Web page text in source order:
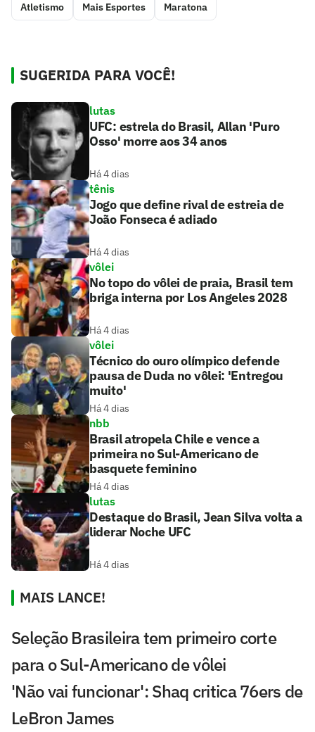
Atletismo Mais Esportes Maratona
SUGERIDA PARA VOCÊ!
lutas
UFC: estrela do Brasil, Allan 'Puro
Osso' morre aos 34 anos
Há 4 dias
tênis
Jogo que define rival de estreia de
João Fonseca é adiado
Há 4 dias
vôlei
No topo do vôlei de praia, Brasil tem
briga interna por Los Angeles 2028
Há 4 dias
vôlei
Técnico do ouro olímpico defende
pausa de Duda no vôlei: 'Entregou
muito'
Há 4 dias
nbb
Brasil atropela Chile e vence a
primeira no Sul-Americano de
basquete feminino
Há 4 dias
lutas
Destaque do Brasil, Jean Silva volta a
liderar Noche UFC
Há 4 dias
MAIS LANCE!
Seleção Brasileira tem primeiro corte
para o Sul-Americano de vôlei
'Não vai funcionar': Shaq critica 76ers de
LeBron James